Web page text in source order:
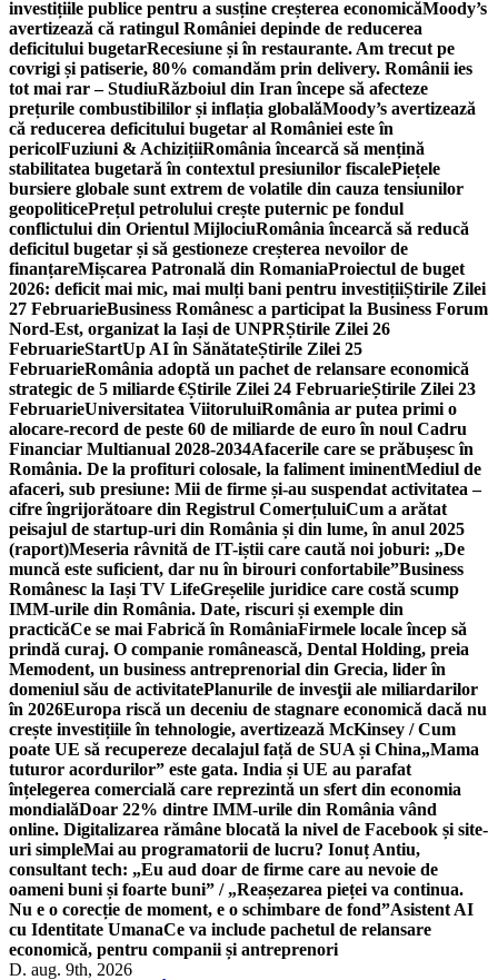
investițiile publice pentru a susține creșterea economicăMoody’s
avertizează că ratingul României depinde de reducerea
deficitului bugetarRecesiune și în restaurante. Am trecut pe
covrigi și patiserie, 80% comandăm prin delivery. Românii ies
tot mai rar – StudiuRăzboiul din Iran începe să afecteze
prețurile combustibililor și inflația globalăMoody’s avertizează
că reducerea deficitului bugetar al României este în
pericolFuziuni & AchizițiiRomânia încearcă să mențină
stabilitatea bugetară în contextul presiunilor fiscalePiețele
bursiere globale sunt extrem de volatile din cauza tensiunilor
geopoliticePrețul petrolului crește puternic pe fondul
conflictului din Orientul MijlociuRomânia încearcă să reducă
deficitul bugetar și să gestioneze creșterea nevoilor de
finanțareMișcarea Patronală din RomaniaProiectul de buget
2026: deficit mai mic, mai mulți bani pentru investițiiȘtirile Zilei
27 FebruarieBusiness Românesc a participat la Business Forum
Nord-Est, organizat la Iași de UNPRȘtirile Zilei 26
FebruarieStartUp AI în SănătateȘtirile Zilei 25
FebruarieRomânia adoptă un pachet de relansare economică
strategic de 5 miliarde €Știrile Zilei 24 FebruarieȘtirile Zilei 23
FebruarieUniversitatea ViitoruluiRomânia ar putea primi o
alocare-record de peste 60 de miliarde de euro în noul Cadru
Financiar Multianual 2028-2034Afacerile care se prăbușesc în
România. De la profituri colosale, la faliment iminentMediul de
afaceri, sub presiune: Mii de firme și-au suspendat activitatea –
cifre îngrijorătoare din Registrul ComerțuluiCum a arătat
peisajul de startup-uri din România și din lume, în anul 2025
(raport)Meseria râvnită de IT-iștii care caută noi joburi: „De
muncă este suficient, dar nu în birouri confortabile”Business
Românesc la Iași TV LifeGreșelile juridice care costă scump
IMM-urile din România. Date, riscuri și exemple din
practicăCe se mai Fabrică în RomâniaFirmele locale încep să
prindă curaj. O companie românească, Dental Holding, preia
Memodent, un business antreprenorial din Grecia, lider în
domeniul său de activitatePlanurile de invesţii ale miliardarilor
în 2026Europa riscă un deceniu de stagnare economică dacă nu
crește investițiile în tehnologie, avertizează McKinsey / Cum
poate UE să recupereze decalajul față de SUA și China„Mama
tuturor acordurilor” este gata. India și UE au parafat
înțelegerea comercială care reprezintă un sfert din economia
mondialăDoar 22% dintre IMM-urile din România vând
online. Digitalizarea rămâne blocată la nivel de Facebook și site-
uri simpleMai au programatorii de lucru? Ionuț Antiu,
consultant tech: „Eu aud doar de firme care au nevoie de
oameni buni și foarte buni” / „Reașezarea pieței va continua.
Nu e o corecție de moment, e o schimbare de fond”Asistent AI
cu Identitate UmanaCe va include pachetul de relansare
economică, pentru companii și antreprenori
D. aug. 9th, 2026